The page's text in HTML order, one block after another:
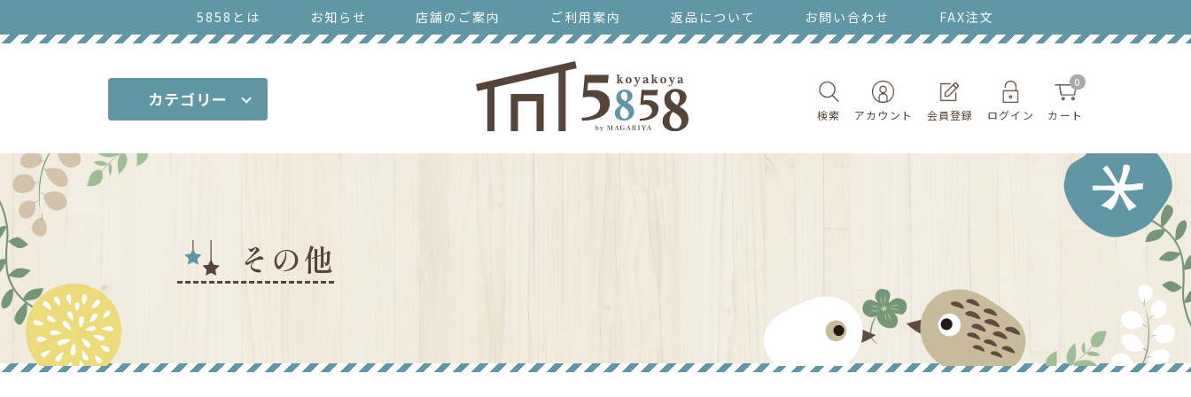
5858とは お知らせ 店舗のご案内 ご利用案内 返品について お問い合わせ FAX注文
検索 アカウント 会員登録 ログイン
0
カート
カテゴリー
その他